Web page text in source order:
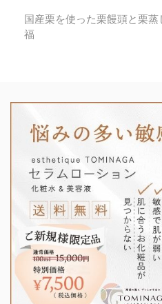
国産栗を使った栗饅頭と栗蒸
福